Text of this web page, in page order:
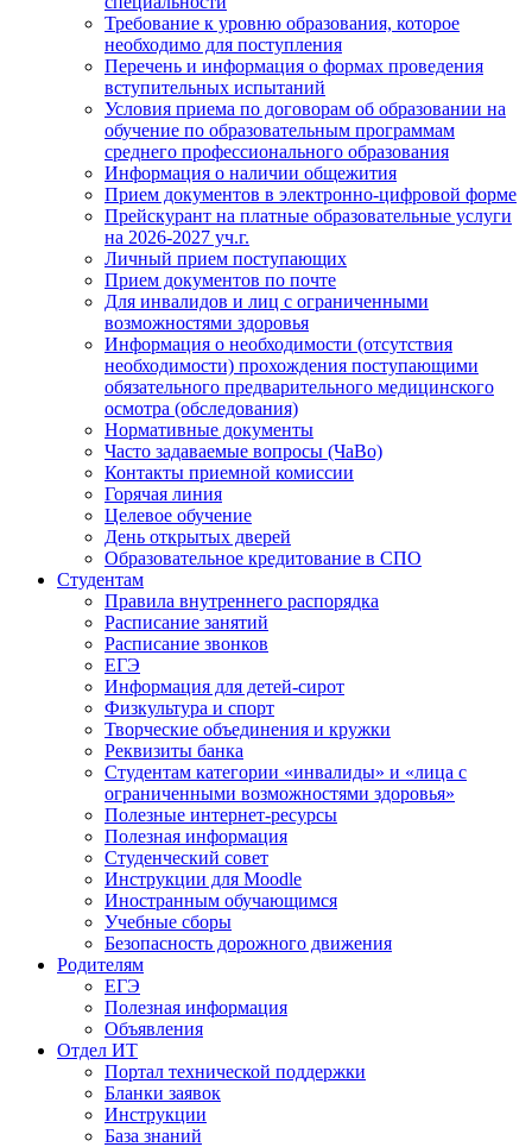
Требование к уровню образования, которое
необходимо для поступления
Перечень и информация о формах проведения
вступительных испытаний
Условия приема по договорам об образовании на
обучение по образовательным программам
среднего профессионального образования
Информация о наличии общежития
Прием документов в электронно-цифровой форме
Прейскурант на платные образовательные услуги
на 2026-2027 уч.г.
Личный прием поступающих
Прием документов по почте
Для инвалидов и лиц с ограниченными
возможностями здоровья
Информация о необходимости (отсутствия
необходимости) прохождения поступающими
обязательного предварительного медицинского
осмотра (обследования)
Нормативные документы
Часто задаваемые вопросы (ЧаВо)
Контакты приемной комиссии
Горячая линия
Целевое обучение
День открытых дверей
Образовательное кредитование в СПО
Студентам
Правила внутреннего распорядка
Расписание занятий
Расписание звонков
ЕГЭ
Информация для детей-сирот
Физкультура и спорт
Творческие объединения и кружки
Реквизиты банка
Студентам категории «инвалиды» и «лица с
ограниченными возможностями здоровья»
Полезные интернет-ресурсы
Полезная информация
Студенческий совет
Инструкции для Moodle
Иностранным обучающимся
Учебные сборы
Безопасность дорожного движения
Родителям
ЕГЭ
Полезная информация
Объявления
Отдел ИТ
Портал технической поддержки
Бланки заявок
Инструкции
База знаний